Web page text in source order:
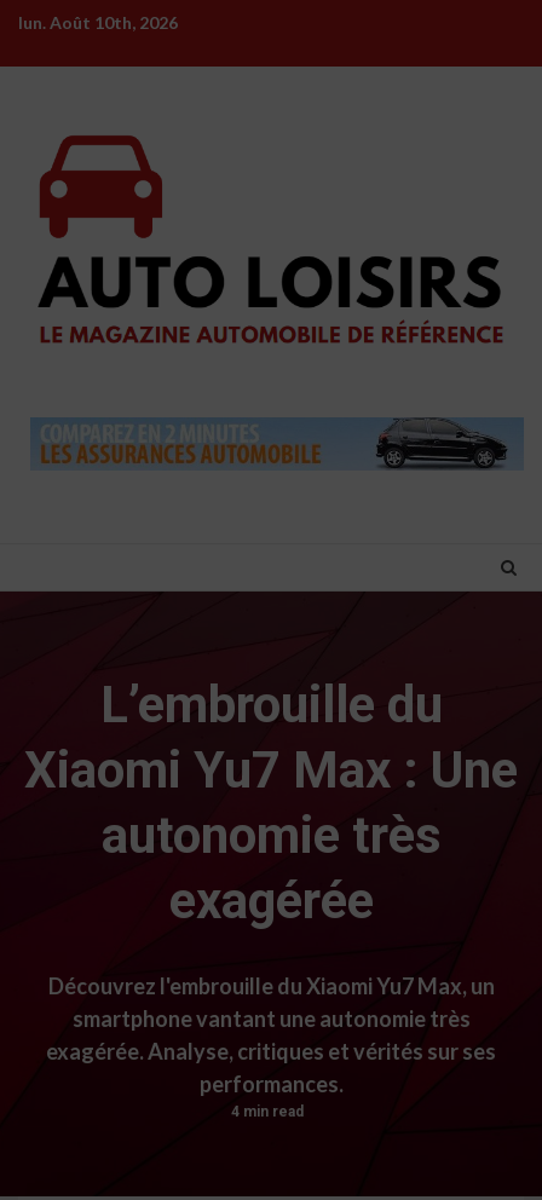
Skip
content
lun. Août 10th, 2026
L’embrouille du
Xiaomi Yu7 Max : Une
autonomie très
exagérée
Découvrez l'embrouille du Xiaomi Yu7 Max, un
smartphone vantant une autonomie très
exagérée. Analyse, critiques et vérités sur ses
performances.
4 min read